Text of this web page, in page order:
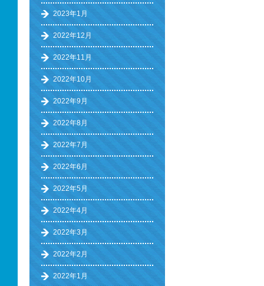
2023年1月
2022年12月
2022年11月
2022年10月
2022年9月
2022年8月
2022年7月
2022年6月
2022年5月
2022年4月
2022年3月
2022年2月
2022年1月